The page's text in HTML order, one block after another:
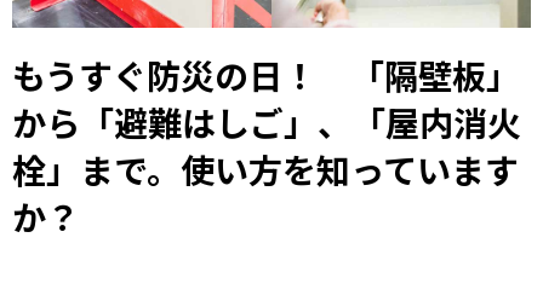
もうすぐ防災の日！ 「隔壁板」
から「避難はしご」、「屋内消火
栓」まで。使い方を知っています
か？